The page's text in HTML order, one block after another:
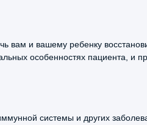
и вашему ребенку
особенностях пациента, и
системы и других